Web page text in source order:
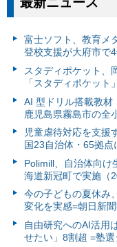
富⼠ソフト、教育メ
登校支援が大府市で
スタディポケット、
「スタディポケット
AI 型ドリル搭載教材
鹿児島県霧島市の全
児童虐待対応を支援
国23自治体・65拠点
Polimill、自治体向け
海道新冠町で実施（
今の子どもの夏休み
変化を実感=朝日新
自由研究へのAI活用
せたい」8割超 =塾選